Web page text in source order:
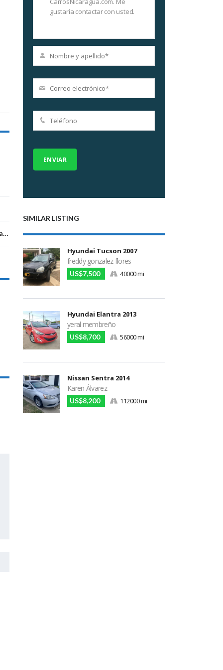
Managua, Managua
SIMILAR LISTING
Hyundai Tucson 2007
freddy gonzalez flores
US$7,500 40000 mi
Hyundai Elantra 2013
yeral membreño
US$8,700 56000 mi
Nissan Sentra 2014
Karen Álvarez
US$8,200 112000 mi